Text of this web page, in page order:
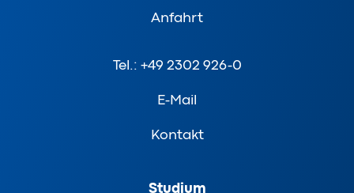
Anfahrt
Tel.: +49 2302 926-0
E-Mail
Kontakt
Studium